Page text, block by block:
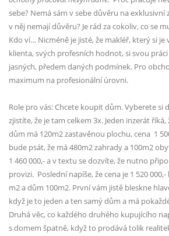
sebe? Nemá sám v sebe důvěru na exklusivní
v něj nemají důvěru? Je rád za cokoliv, co se
Kdo ví… Nicméně je jisté, že makléř, který si
klienta, svých profesních hodnot, si svou
jasných, předem daných podmínek. Pro
maximum na profesionální úrovni.
Role pro vás:Chcete koupit dům. Vyberete si
zjistíte, že je tam celkem 3x. Jeden inzerát
dům má 120m2 zastavěnou plochu, cena 1
bude psát, že má 480m2 zahrady a 100m2
1 460 000,- a v textu se dozvíte, že nutno
provizi. Poslední napíše, že cena je 1 520
m2 a dům 100m2. První vám jistě bleskne
když je to jeden a ten samý dům a má
Druhá věc, co každého druhého kupujícího
s domem špatně, když to prodává tolik